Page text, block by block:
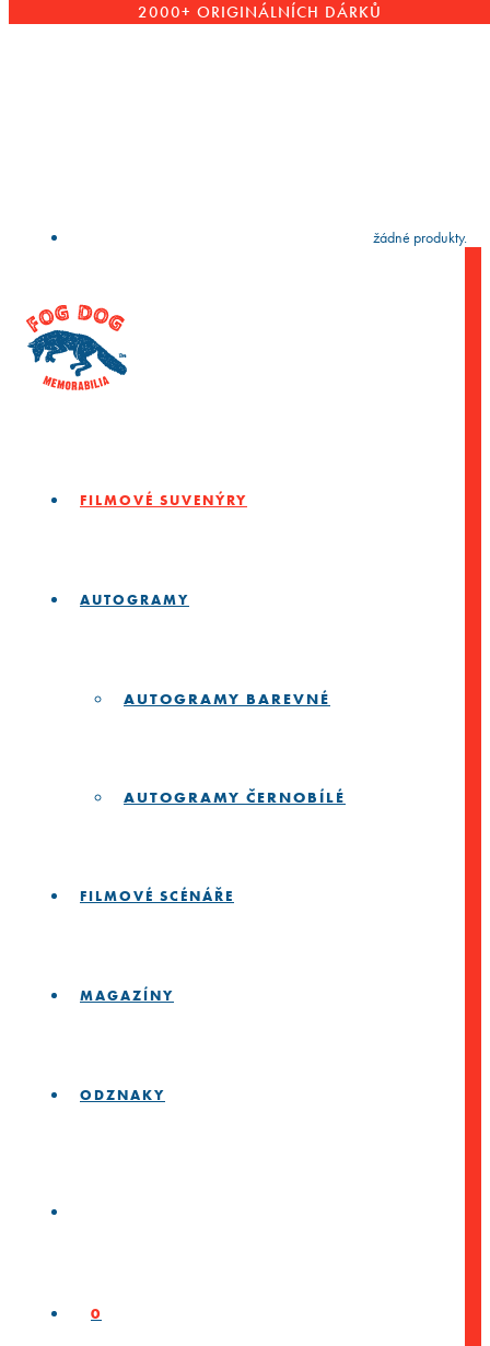
2000+ ORIGINÁLNÍCH DÁRKŮ
FILMOVÉ SUVENÝRY
AUTOGRAMY
AUTOGRAMY BAREVNÉ
AUTOGRAMY ČERNOBÍLÉ
FILMOVÉ SCÉNÁŘE
MAGAZÍNY
ODZNAKY
0
Enter Nebyly nalezeny žádné produkty.